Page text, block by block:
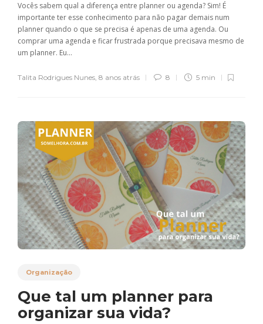
Vocês sabem qual a diferença entre planner ou agenda? Sim! É
importante ter esse conhecimento para não pagar demais num
planner quando o que se precisa é apenas de uma agenda. Ou
comprar uma agenda e ficar frustrada porque precisava mesmo de
um planner. Eu...
Talita Rodrigues Nunes, 8 anos atrás 8 5 min
Organização
Que tal um planner para
organizar sua vida?